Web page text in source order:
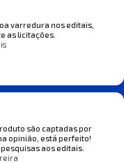
varredura nos editais,
as licitações.
são captadas por
opinião, está perfeito!
aos editais.